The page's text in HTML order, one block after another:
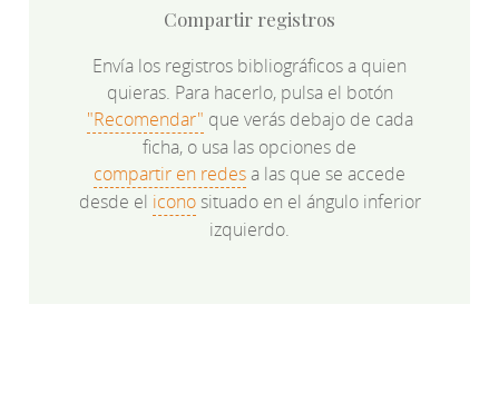
Compartir registros
Envía los registros bibliográficos a quien
quieras. Para hacerlo, pulsa el botón
"Recomendar" que verás debajo de cada
ficha, o usa las opciones de
compartir en redesa las que se accede
desde el iconosituado en el ángulo inferior
izquierdo.